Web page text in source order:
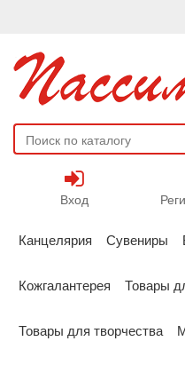
Вход
Канцелярия Сувениры
Кожгалантерея Товары
Товары для творчества